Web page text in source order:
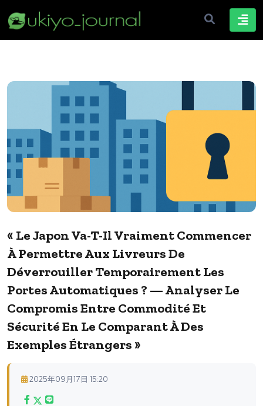
« Le Japon Va-T-Il Vraiment Commencer
À Permettre Aux Livreurs De
Déverrouiller Temporairement Les
Portes Automatiques ? — Analyser Le
Compromis Entre Commodité Et
Sécurité En Le Comparant À Des
Exemples Étrangers »
2025年09月17日 15:20